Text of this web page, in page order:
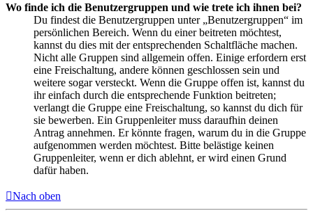
Wo finde ich die Benutzergruppen und wie trete ich ihnen bei?
Du findest die Benutzergruppen unter „Benutzergruppen“ im
persönlichen Bereich. Wenn du einer beitreten möchtest,
kannst du dies mit der entsprechenden Schaltfläche machen.
Nicht alle Gruppen sind allgemein offen. Einige erfordern erst
eine Freischaltung, andere können geschlossen sein und
weitere sogar versteckt. Wenn die Gruppe offen ist, kannst du
ihr einfach durch die entsprechende Funktion beitreten;
verlangt die Gruppe eine Freischaltung, so kannst du dich für
sie bewerben. Ein Gruppenleiter muss daraufhin deinen
Antrag annehmen. Er könnte fragen, warum du in die Gruppe
aufgenommen werden möchtest. Bitte belästige keinen
Gruppenleiter, wenn er dich ablehnt, er wird einen Grund
dafür haben.
Nach oben